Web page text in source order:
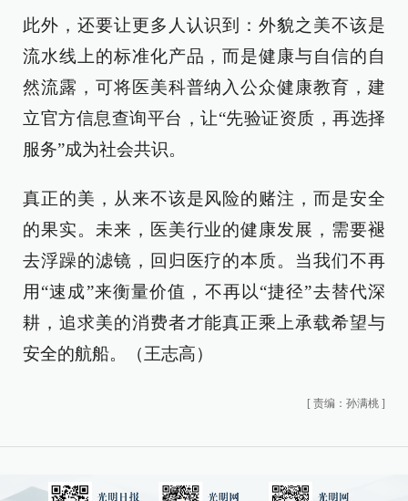
此外，还要让更多人认识到：外貌之美不该是
流水线上的标准化产品，而是健康与自信的自
然流露，可将医美科普纳入公众健康教育，建
立官方信息查询平台，让“先验证资质，再选择
服务”成为社会共识。
真正的美，从来不该是风险的赌注，而是安全
的果实。未来，医美行业的健康发展，需要褪
去浮躁的滤镜，回归医疗的本质。当我们不再
用“速成”来衡量价值，不再以“捷径”去替代深
耕，追求美的消费者才能真正乘上承载希望与
安全的航船。（王志高）
[ 责编：孙满桃 ]